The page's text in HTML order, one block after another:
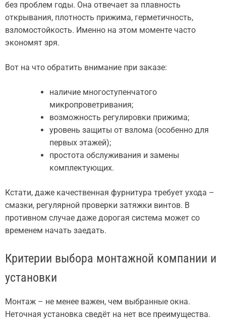
без проблем годы. Она отвечает за плавность
открывания, плотность прижима, герметичность,
взломостойкость. Именно на этом моменте часто
экономят зря.
Вот на что обратить внимание при заказе:
наличие многоступенчатого
микропроветривания;
возможность регулировки прижима;
уровень защиты от взлома (особенно для
первых этажей);
простота обслуживания и замены
комплектующих.
Кстати, даже качественная фурнитура требует ухода –
смазки, регулярной проверки затяжки винтов. В
противном случае даже дорогая система может со
временем начать заедать.
Критерии выбора монтажной компании и
установки
Монтаж – не менее важен, чем выбранные окна.
Неточная установка сведёт на нет все преимущества.